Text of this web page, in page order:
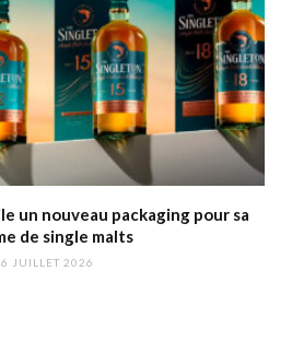
un nouveau packaging pour sa
de single malts
6 JUILLET 2026